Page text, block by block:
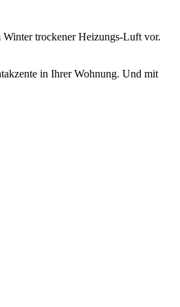
Winter trockener Heizungs-Luft vor.
in Ihrer Wohnung. Und mit